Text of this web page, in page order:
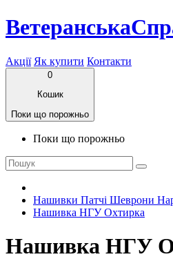
Акції Як купити Контакти
0
Кошик
Поки що порожньо
Поки що порожньо
Нашивки Патчі Шеврони
Нашивка НГУ Охтирка
Нашивка НГУ